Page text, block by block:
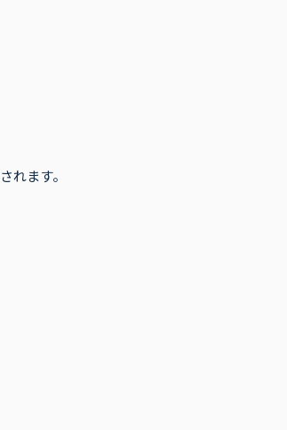
れます。